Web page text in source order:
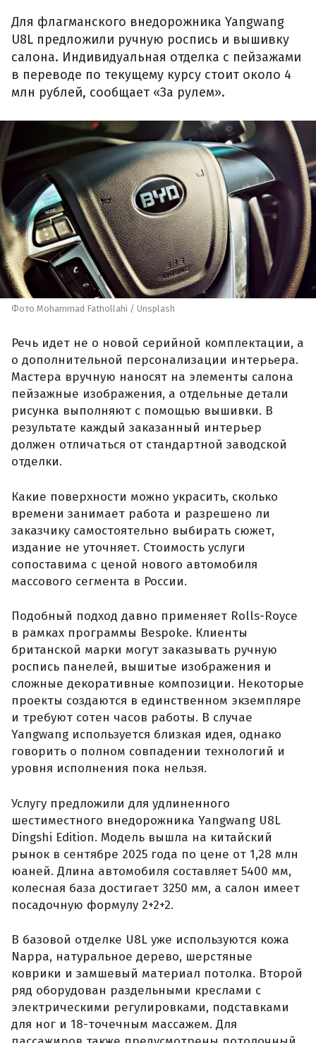
Для флагманского внедорожника Yangwang
U8L предложили ручную роспись и вышивку
салона. Индивидуальная отделка с пейзажами
в переводе по текущему курсу стоит около 4
млн рублей, сообщает «За рулем».
Фото Mohammad Fathollahi / Unsplash
Речь идет не о новой серийной комплектации, а
о дополнительной персонализации интерьера.
Мастера вручную наносят на элементы салона
пейзажные изображения, а отдельные детали
рисунка выполняют с помощью вышивки. В
результате каждый заказанный интерьер
должен отличаться от стандартной заводской
отделки.
Какие поверхности можно украсить, сколько
времени занимает работа и разрешено ли
заказчику самостоятельно выбирать сюжет,
издание не уточняет. Стоимость услуги
сопоставима с ценой нового автомобиля
массового сегмента в России.
Подобный подход давно применяет Rolls-Royce
в рамках программы Bespoke. Клиенты
британской марки могут заказывать ручную
роспись панелей, вышитые изображения и
сложные декоративные композиции. Некоторые
проекты создаются в единственном экземпляре
и требуют сотен часов работы. В случае
Yangwang используется близкая идея, однако
говорить о полном совпадении технологий и
уровня исполнения пока нельзя.
Услугу предложили для удлиненного
шестиместного внедорожника Yangwang U8L
Dingshi Edition. Модель вышла на китайский
рынок в сентябре 2025 года по цене от 1,28 млн
юаней. Длина автомобиля составляет 5400 мм,
колесная база достигает 3250 мм, а салон имеет
посадочную формулу 2+2+2.
В базовой отделке U8L уже используются кожа
Nappa, натуральное дерево, шерстяные
коврики и замшевый материал потолка. Второй
ряд оборудован раздельными креслами с
электрическими регулировками, подставками
для ног и 18-точечным массажем. Для